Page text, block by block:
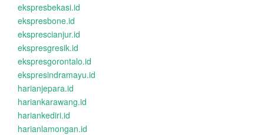
ekspresbekasi.id
ekspresbone.id
eksprescianjur.id
ekspresgresik.id
ekspresgorontalo.id
ekspresindramayu.id
harianjepara.id
hariankarawang.id
hariankediri.id
harianlamongan.id